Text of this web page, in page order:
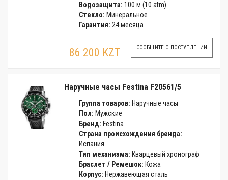
Водозащита: 100 м (10 atm)
Стекло: Минеральное
Гарантия: 24 месяца
86 200 KZT СООБЩИТЕ О ПОСТУПЛЕНИИ
Наручные часы Festina F20561/5
Группа товаров: Наручные часы
Пол: Мужские
Бренд: Festina
Страна происхождения бренда:
Испания
Тип механизма: Кварцевый хронограф
Браслет / Ремешок: Кожа
Корпус: Нержавеющая сталь